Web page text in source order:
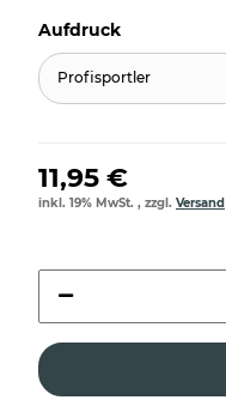
Aufdruck
Profisportler
11,95 €
inkl. 19% MwSt. , zzgl. Versand